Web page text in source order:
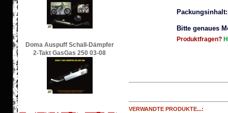
Doma Auspuff Schall-Dämpfer
2-Takt GasGas 250 03-08
Packungsinhalt:
Bitte genaues
Produktfragen?
VERWANDTE PRODUKTE...: